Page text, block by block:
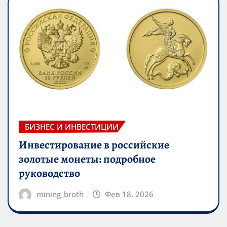
БИЗНЕС И ИНВЕСТИЦИИ
Инвестирование в российские
золотые монеты: подробное
руководство
mining_broth Фев 18, 2026